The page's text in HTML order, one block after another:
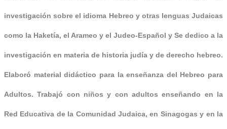
investigación sobre el idioma Hebreo y otras lenguas Judaicas
como la Haketía, el Arameo y el Judeo-Español y Se dedico a la
investigación en materia de historia judía y de derecho hebreo.
Elaboró material didáctico para la enseñanza del Hebreo para
Adultos. Trabajó con niños y con adultos enseñando en la
Red Educativa de la Comunidad Judaica, en Sinagogas y en la